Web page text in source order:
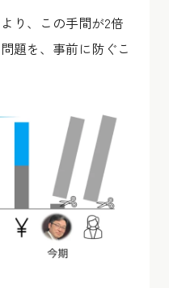
り、この手間が2倍
題を、事前に防ぐこ